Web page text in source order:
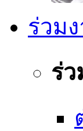
ร่วม
ร่ว